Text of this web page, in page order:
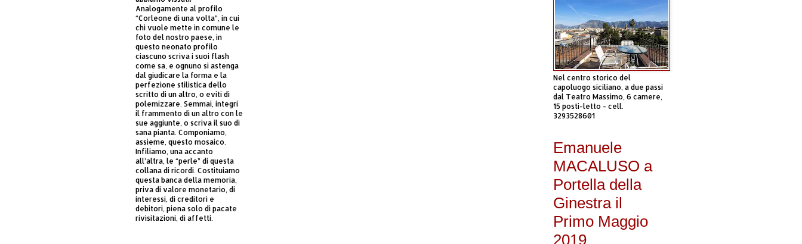
Analogamente al profilo
“Corleone di una volta”, in cui
chi vuole mette in comune le
foto del nostro paese, in
questo neonato profilo
ciascuno scriva i suoi flash
come sa, e ognuno si astenga
dal giudicare la forma e la
perfezione stilistica dello
scritto di un altro, o eviti di
polemizzare. Semmai, integri
il frammento di un altro con le
sue aggiunte, o scriva il suo di
sana pianta. Componiamo,
assieme, questo mosaico.
Infiliamo, una accanto
all’altra, le “perle” di questa
collana di ricordi. Costituiamo
questa banca della memoria,
priva di valore monetario, di
interessi, di creditori e
debitori, piena solo di pacate
rivisitazioni, di affetti.
Nel centro storico del
capoluogo siciliano, a due passi
dal Teatro Massimo, 6 camere,
15 posti-letto - cell.
3293528601
Emanuele
MACALUSO a
Portella della
Ginestra il
Primo Maggio
2019